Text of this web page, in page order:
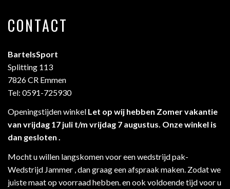
CONTACT
BartelsSport
Splitting 113
7826 CR Emmen
Tel: 0591-725930
Openingstijden winkel Let op wij hebben Zomer vakantie
van vrijdag 17 juli t/m vrijdag 7 augustus. Onze winkel is
dan gesloten .
Mocht u willen langskomen voor een wedstrijd pak-
Wedstrijd Jammer , dan graag een afspraak maken. Zodat we
juiste maat op voorraad hebben. en ook voldoende tijd voor u